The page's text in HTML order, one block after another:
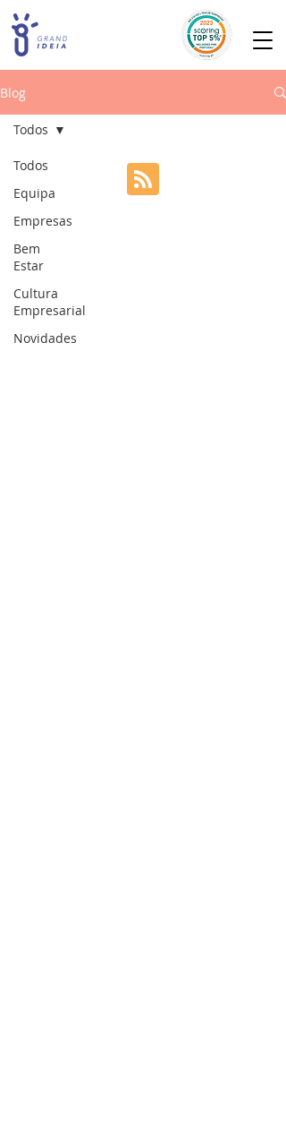
Blog
Todos
Equipa
Empresas
Bem
Estar
Cultura
Empresarial
Novidades
Todos